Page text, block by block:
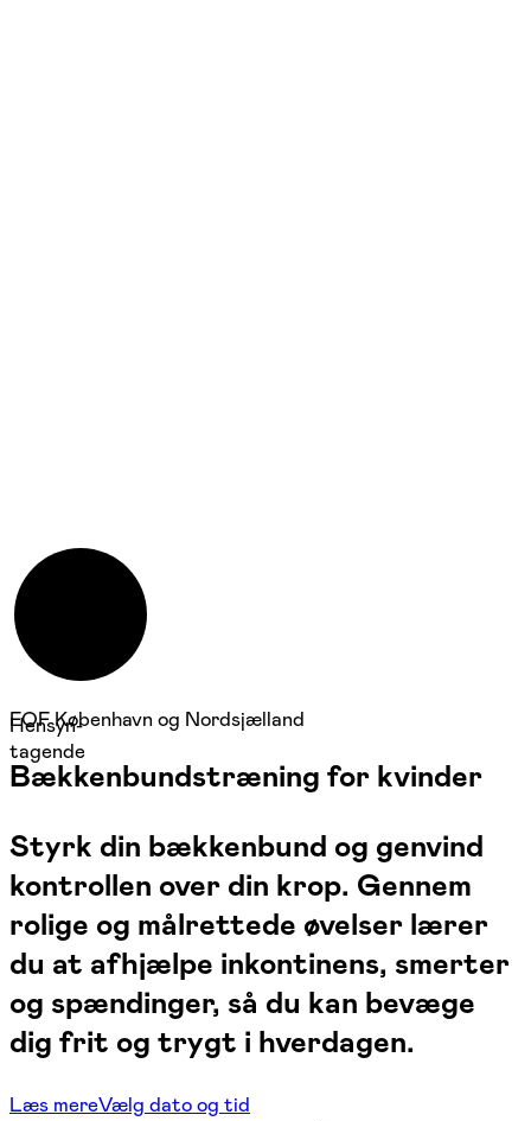
Hensyn-
tagende
FOF København og Nordsjælland
Bækkenbundstræning for kvinder
Styrk din bækkenbund og genvind
kontrollen over din krop. Gennem
rolige og målrettede øvelser lærer
du at afhjælpe inkontinens, smerter
og spændinger, så du kan bevæge
dig frit og trygt i hverdagen.
Læs mereVælg dato og tid